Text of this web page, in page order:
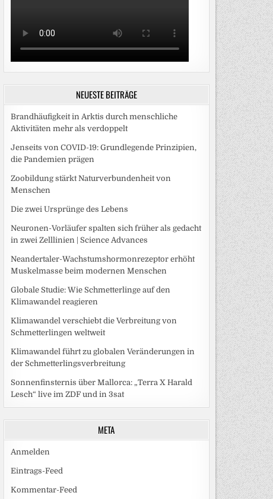
NEUESTE BEITRÄGE
Brandhäufigkeit in Arktis durch menschliche
Aktivitäten mehr als verdoppelt
Jenseits von COVID-19: Grundlegende Prinzipien,
die Pandemien prägen
Zoobildung stärkt Naturverbundenheit von
Menschen
Die zwei Ursprünge des Lebens
Neuronen-Vorläufer spalten sich früher als gedacht
in zwei Zelllinien | Science Advances
Neandertaler-Wachstumshormonrezeptor erhöht
Muskelmasse beim modernen Menschen
Globale Studie: Wie Schmetterlinge auf den
Klimawandel reagieren
Klimawandel verschiebt die Verbreitung von
Schmetterlingen weltweit
Klimawandel führt zu globalen Veränderungen in
der Schmetterlingsverbreitung
Sonnenfinsternis über Mallorca: „Terra X Harald
Lesch“ live im ZDF und in 3sat
META
Anmelden
Eintrags-Feed
Kommentar-Feed